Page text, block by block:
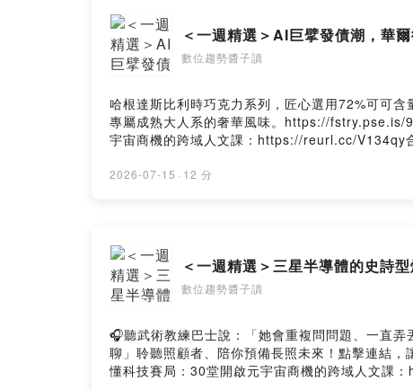
＜一週精選＞AI巨擘發債潮，華
數位趨勢醬子讀
哈根達斯比利時巧克力系列，匠心選用72%可可
專屬成熟大人系的奢華風味。https://
宇宙商機的跨域人文課：https://reurl.cc/
訴我你對這一集的想法： https://
2026-07-15 · 12 分
＜一週精選＞三星半導體的史詩
數位趨勢醬子讀
🎧聽武術教練巴士說：「她會重複問問題、一直
聊」聆聽照顧者、陪你預備長照未來！點擊連結
懂科技賽局：30堂開啟元宇宙商機的跨域人文課